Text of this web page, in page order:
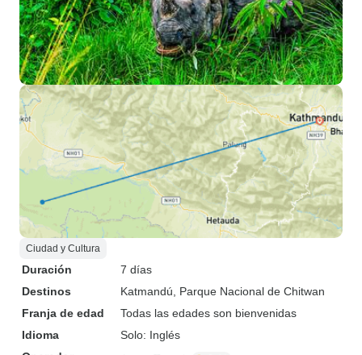
Ciudad y Cultura
Duración
7 días
Destinos
Katmandú , Parque Nacional de Chitwan
Franja de edad
Todas las edades son bienvenidas
Idioma
Solo: Inglés